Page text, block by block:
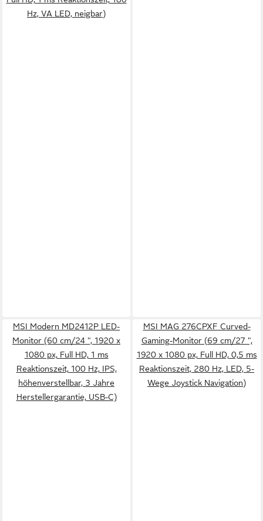
Hz, VA LED, neigbar)
MSI Modern MD2412P LED-
Monitor (60 cm/24 ", 1920 x
1080 px, Full HD, 1 ms
Reaktionszeit, 100 Hz, IPS,
höhenverstellbar, 3 Jahre
Herstellergarantie, USB-C)
MSI MAG 276CPXF Curved-
Gaming-Monitor (69 cm/27 ",
1920 x 1080 px, Full HD, 0,5 ms
Reaktionszeit, 280 Hz, LED, 5-
Wege Joystick Navigation)